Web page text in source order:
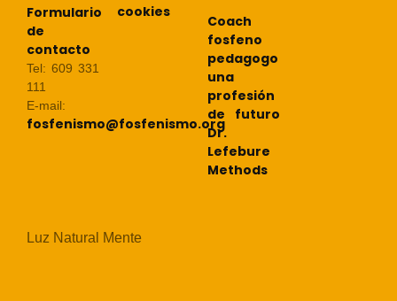
Formulario
de
contacto
Tel: 609 331
111
E-mail:
fosfenismo@fosfenismo.org
cookies
Coach
fosfeno
pedagogo
una
profesión
de futuro
Dr.
Lefebure
Methods
Luz Natural Mente